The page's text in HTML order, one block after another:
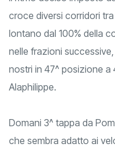
croce diversi corridori
lontano dal 100% della
nelle frazioni
nostri in 47^ posizione a
Alaphilippe.
Domani 3^ tappa da
che sembra adatto ai